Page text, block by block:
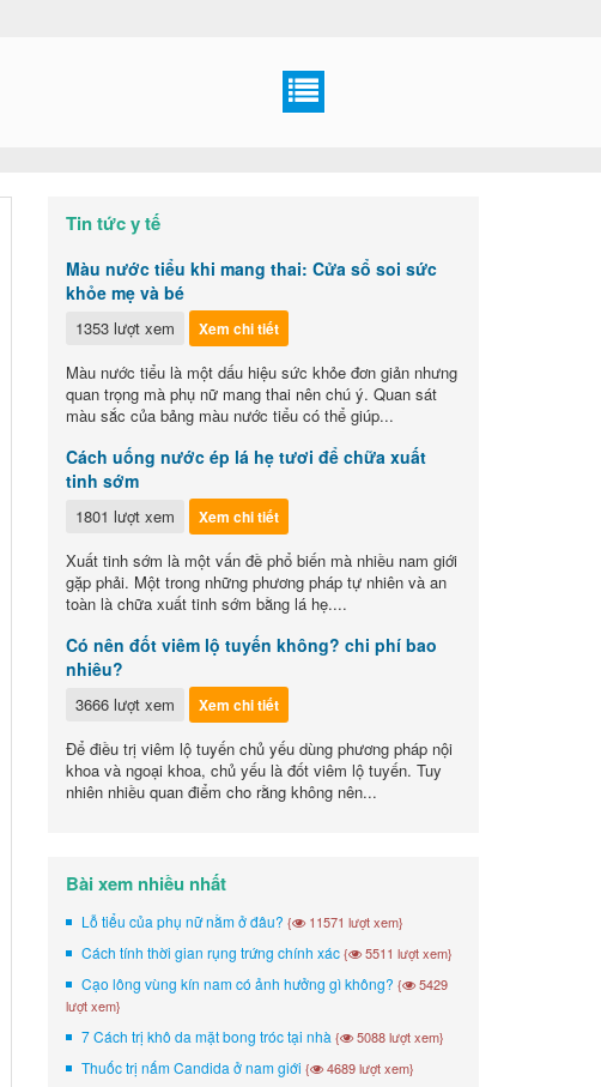
Tin tức y tế
Màu nước tiểu khi mang thai: Cửa sổ soi sức
khỏe mẹ và bé
1353 lượt xem Xem chi tiết
Màu nước tiểu là một dấu hiệu sức khỏe đơn giản nhưng
quan trọng mà phụ nữ mang thai nên chú ý. Quan sát
màu sắc của bảng màu nước tiểu có thể giúp...
Cách uống nước ép lá hẹ tươi để chữa xuất
tinh sớm
1801 lượt xem Xem chi tiết
Xuất tinh sớm là một vấn đề phổ biến mà nhiều nam giới
gặp phải. Một trong những phương pháp tự nhiên và an
toàn là chữa xuất tinh sớm bằng lá hẹ....
Có nên đốt viêm lộ tuyến không? chi phí bao
nhiêu?
3666 lượt xem Xem chi tiết
Để điều trị viêm lộ tuyến chủ yếu dùng phương pháp nội
khoa và ngoại khoa, chủ yếu là đốt viêm lộ tuyến. Tuy
nhiên nhiều quan điểm cho rằng không nên...
Bài xem nhiều nhất
Lỗ tiểu của phụ nữ nằm ở đâu? { 11571 lượt xem}
Cách tính thời gian rụng trứng chính xác{ 5511 lượt xem}
Cạo lông vùng kín nam có ảnh hưởng gì không? {
5429
lượt xem}
7 Cách trị khô da mặt bong tróc tại nhà { 5088 lượt xem}
Thuốc trị nấm Candida ở nam giới { 4689 lượt xem}